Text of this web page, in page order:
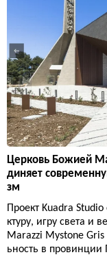
Церковь Божией
диняет
зм
Проект Kuadra
ктуру, игру света и
Marazzi Mystone
ьность в провинции